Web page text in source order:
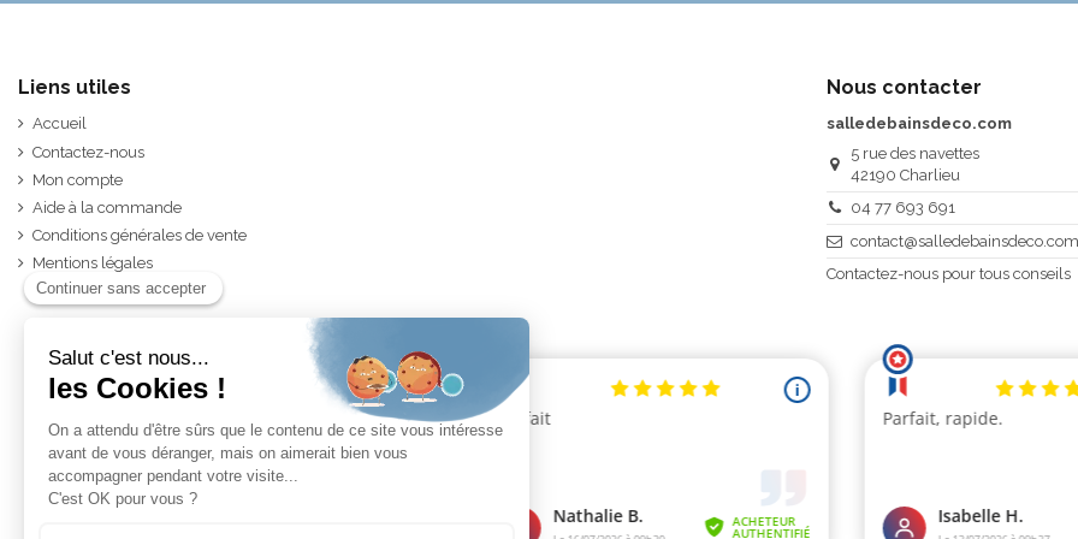
Liens utiles
Accueil
Contactez-nous
Mon compte
Aide à la commande
Conditions générales de vente
Mentions légales
Nous contacter
salledebainsdeco.com
5 rue des navettes
42190 Charlieu
04 77 693 691
contact@salledebainsdeco.com
Contactez-nous pour tous conseils